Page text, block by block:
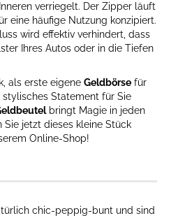
verriegelt. Der Zipper läuft
eine häufige Nutzung konzipiert.
wird effektiv verhindert, dass
Ihres Autos oder in die Tiefen
als erste eigene Geldbörse für
Statement für Sie
bringt Magie in jeden
Sie jetzt dieses kleine Stück
Online-Shop!
chic-peppig-bunt und sind